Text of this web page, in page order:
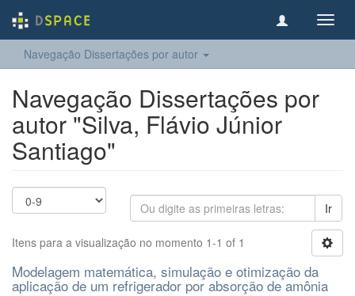
Navegação Dissertações por autor
Navegação Dissertações por
autor "Silva, Flávio Júnior
Santiago"
Ir
Itens para a visualização no momento 1-1 of 1
Modelagem matemática, simulação e otimização da
aplicação de um refrigerador por absorção de amônia